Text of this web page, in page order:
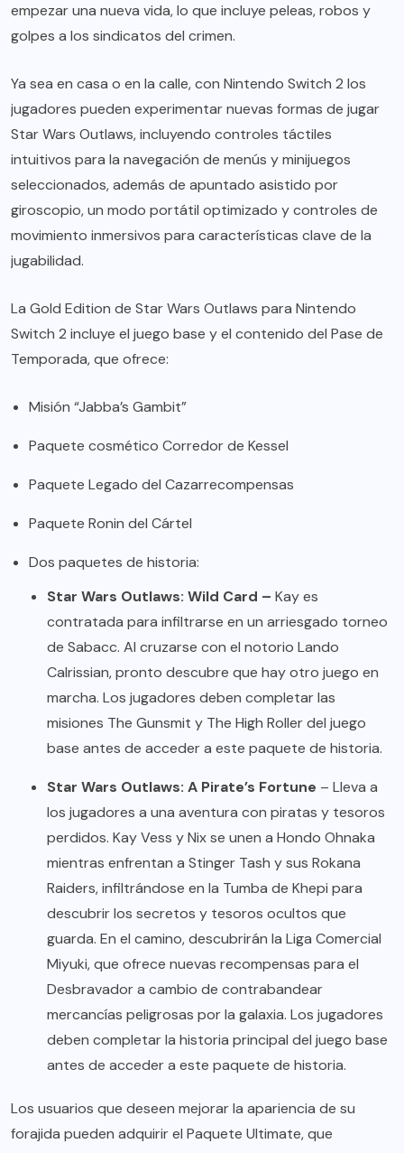
empezar una nueva vida, lo que incluye peleas, robos y
golpes a los sindicatos del crimen.
Ya sea en casa o en la calle, con Nintendo Switch 2 los
jugadores pueden experimentar nuevas formas de jugar
Star Wars Outlaws, incluyendo controles táctiles
intuitivos para la navegación de menús y minijuegos
seleccionados, además de apuntado asistido por
giroscopio, un modo portátil optimizado y controles de
movimiento inmersivos para características clave de la
jugabilidad.
La Gold Edition de Star Wars Outlaws para Nintendo
Switch 2 incluye el juego base y el contenido del Pase de
Temporada, que ofrece:
Misión “Jabba’s Gambit”
Paquete cosmético Corredor de Kessel
Paquete Legado del Cazarrecompensas
Paquete Ronin del Cártel
Dos paquetes de historia:
Star Wars Outlaws: Wild Card – Kay es
contratada para infiltrarse en un arriesgado torneo
de Sabacc. Al cruzarse con el notorio Lando
Calrissian, pronto descubre que hay otro juego en
marcha. Los jugadores deben completar las
misiones The Gunsmit y The High Roller del juego
base antes de acceder a este paquete de historia.
Star Wars Outlaws: A Pirate’s Fortune – Lleva a
los jugadores a una aventura con piratas y tesoros
perdidos. Kay Vess y Nix se unen a Hondo Ohnaka
mientras enfrentan a Stinger Tash y sus Rokana
Raiders, infiltrándose en la Tumba de Khepi para
descubrir los secretos y tesoros ocultos que
guarda. En el camino, descubrirán la Liga Comercial
Miyuki, que ofrece nuevas recompensas para el
Desbravador a cambio de contrabandear
mercancías peligrosas por la galaxia. Los jugadores
deben completar la historia principal del juego base
antes de acceder a este paquete de historia.
Los usuarios que deseen mejorar la apariencia de su
forajida pueden adquirir el Paquete Ultimate, que